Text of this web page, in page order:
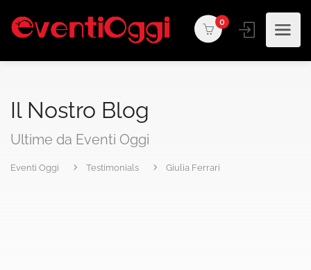
0
Il Nostro Blog
Ultime da Eventi Oggi
Eventi Oggi Testimonials Giulia Ferrari